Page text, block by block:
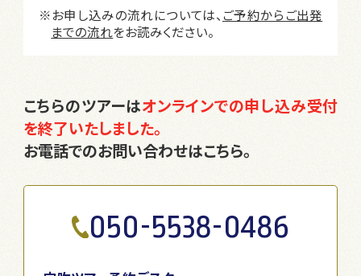
※お申し込みの流れについては、 ご予約からご出発
までの流れをお読みください。
こちらのツアーはオンラインでの申し込み受付
を終了いたしました。
お電話でのお問い合わせはこちら。
050-5538-0486